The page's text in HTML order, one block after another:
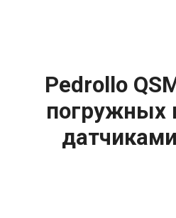
Pedrollo
погружных